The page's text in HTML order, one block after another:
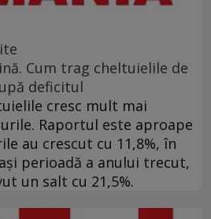
Cum trag cheltuielile de
deficitul
cresc mult mai
Raportul este aproape
au crescut cu 11,8%, în
perioadă a anului trecut,
un salt cu 21,5%.